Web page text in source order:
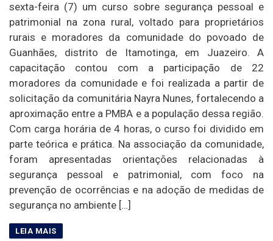
sexta-feira (7) um curso sobre segurança pessoal e
patrimonial na zona rural, voltado para proprietários
rurais e moradores da comunidade do povoado de
Guanhães, distrito de Itamotinga, em Juazeiro. A
capacitação contou com a participação de 22
moradores da comunidade e foi realizada a partir de
solicitação da comunitária Nayra Nunes, fortalecendo a
aproximação entre a PMBA e a população dessa região.
Com carga horária de 4 horas, o curso foi dividido em
parte teórica e prática. Na associação da comunidade,
foram apresentadas orientações relacionadas à
segurança pessoal e patrimonial, com foco na
prevenção de ocorrências e na adoção de medidas de
segurança no ambiente […]